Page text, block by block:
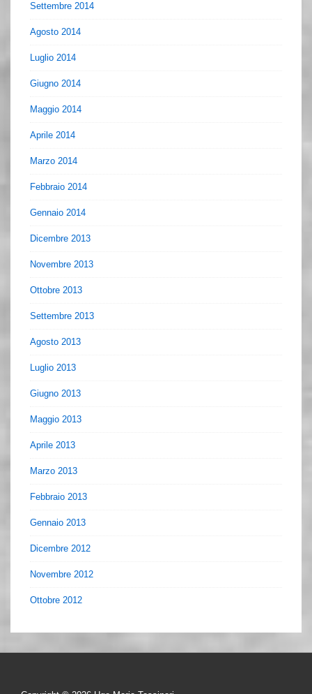
Settembre 2014
Agosto 2014
Luglio 2014
Giugno 2014
Maggio 2014
Aprile 2014
Marzo 2014
Febbraio 2014
Gennaio 2014
Dicembre 2013
Novembre 2013
Ottobre 2013
Settembre 2013
Agosto 2013
Luglio 2013
Giugno 2013
Maggio 2013
Aprile 2013
Marzo 2013
Febbraio 2013
Gennaio 2013
Dicembre 2012
Novembre 2012
Ottobre 2012